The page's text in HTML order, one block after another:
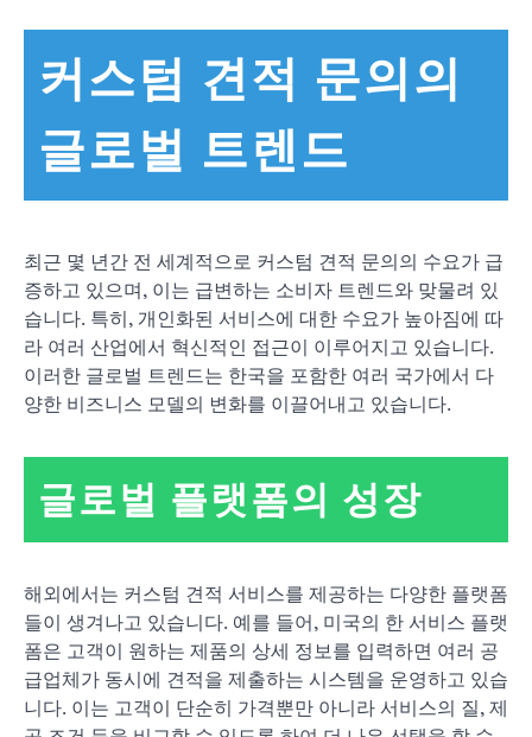
커스텀 견적 문의의
글로벌 트렌드
최근 몇 년간 전 세계적으로 커스텀 견적 문의의 수요가 급
증하고 있으며, 이는 급변하는 소비자 트렌드와 맞물려 있
습니다. 특히, 개인화된 서비스에 대한 수요가 높아짐에 따
라 여러 산업에서 혁신적인 접근이 이루어지고 있습니다.
이러한 글로벌 트렌드는 한국을 포함한 여러 국가에서 다
양한 비즈니스 모델의 변화를 이끌어내고 있습니다.
글로벌 플랫폼의 성장
해외에서는 커스텀 견적 서비스를 제공하는 다양한 플랫폼
들이 생겨나고 있습니다. 예를 들어, 미국의 한 서비스 플랫
폼은 고객이 원하는 제품의 상세 정보를 입력하면 여러 공
급업체가 동시에 견적을 제출하는 시스템을 운영하고 있습
니다. 이는 고객이 단순히 가격뿐만 아니라 서비스의 질, 제